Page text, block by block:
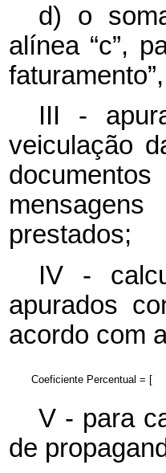
d) o
alínea “c”,
III -
veiculação
prestados;
IV -
apurados
acordo com
Coeficiente Percentual = [
V - para
de